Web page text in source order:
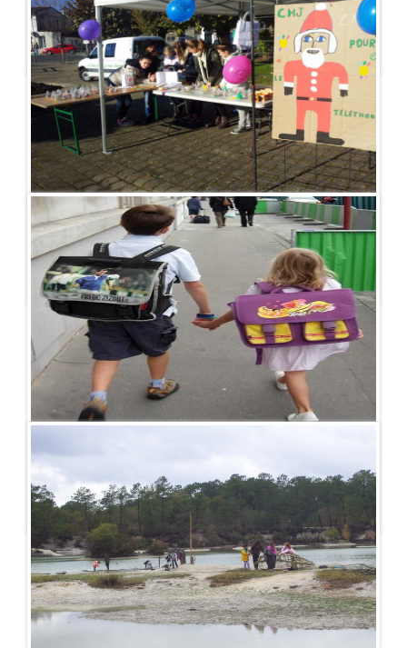
Publié le - 27 décembre 2013
Le CMJ solidaire
La commune est […]